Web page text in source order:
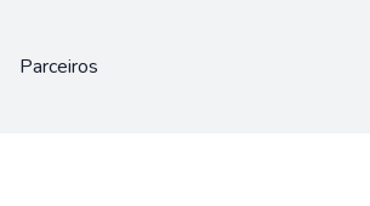
Parceiros